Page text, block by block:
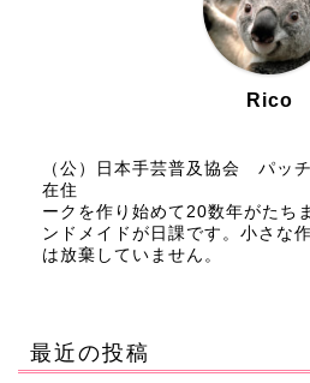
Rico
（公）日本手芸普及協会 パッ
在住 パ
ークを作り始めて20数年がたち
ンドメイドが日課です。小さな
は放棄していません。
最近の投稿